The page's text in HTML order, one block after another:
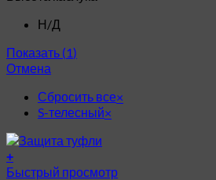
Н/Д
Показать (1)
Отмена
Сбросить все×
S-телесный×
+
Этот
Быстрый просмотр